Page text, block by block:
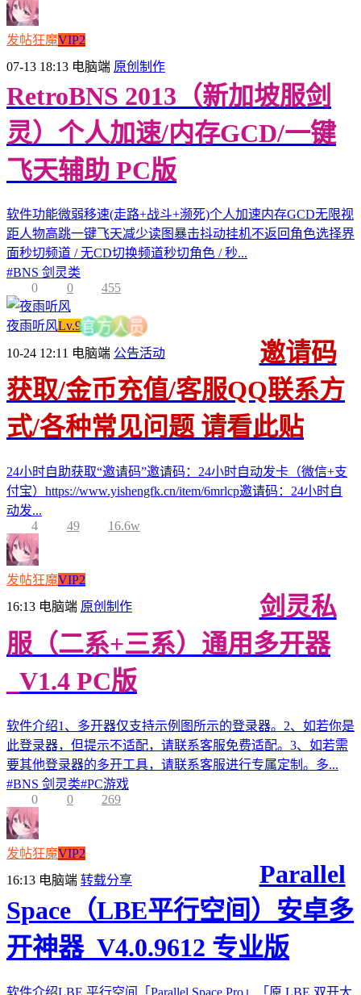
发帖狂魔VIP2
07-13 18:13 电脑端 原创制作
RetroBNS 2013（新加坡服剑
灵）个人加速/内存GCD/一键
飞天辅助 PC版
软件功能微弱移速(走路+战斗+濒死)个人加速内存GCD无限视
距人物高跳一键飞天减少读图暴击抖动挂机不返回角色选择界
面秒切频道 / 无CD切换频道秒切角色 / 秒...
#BNS 剑灵类
0
0 455
夜雨听风Lv.9官 方 人 员
10-24 12:11 电脑端 公告活动
邀请码
获取/金币充值/客服QQ联系方
式/各种常见问题 请看此贴
24小时自助获取“邀请码”邀请码：24小时自动发卡（微信+支
付宝）https://www.yishengfk.cn/item/6mrlcp邀请码：24小时自
动发...
4
49 16.6w
发帖狂魔VIP2
16:13 电脑端 原创制作
剑灵私
服（二系+三系）通用多开器
_V1.4 PC版
软件介绍1、多开器仅支持示例图所示的登录器。2、如若你是
此登录器，但提示不适配，请联系客服免费适配。3、如若需
要其他登录器的多开工具，请联系客服进行专属定制。多...
#BNS 剑灵类#PC游戏
0
0 269
发帖狂魔VIP2
16:13 电脑端 转载分享
Parallel
Space（LBE平行空间）安卓多
开神器_V4.0.9612 专业版
软件介绍LBE 平行空间「Parallel Space Pro」「原 LBE 双开大